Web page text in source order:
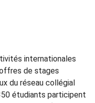
internationales
de stages
du réseau collégial
étudiants participent